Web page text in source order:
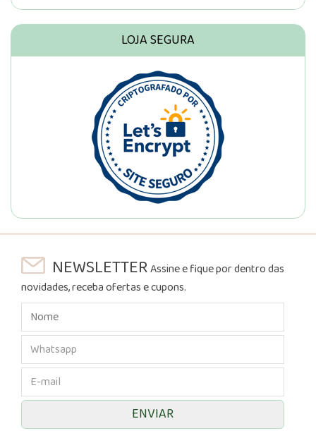
LOJA SEGURA
NEWSLETTERAssine e fique por dentro das
novidades, receba ofertas e cupons.